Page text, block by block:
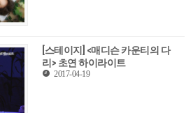
[스테이지] <매디슨 카운티의 다
리> 초연 하이라이트
2017-04-19